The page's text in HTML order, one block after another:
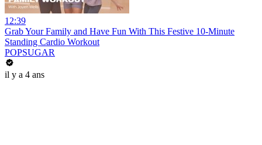
12:39
Grab Your Family and Have Fun With This Festive 10-Minute
Standing Cardio Workout
POPSUGAR
il y a 4 ans